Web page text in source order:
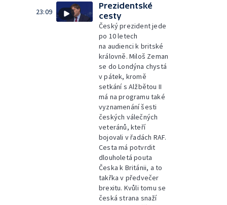
23:09
Prezidentské
cesty
Český prezident jede
po 10 letech
na audienci k britské
královně. Miloš Zeman
se do Londýna chystá
v pátek, kromě
setkání s Alžbětou II
má na programu také
vyznamenání šesti
českých válečných
veteránů, kteří
bojovali v řadách RAF.
Cesta má potvrdit
dlouholetá pouta
Česka k Británii, a to
takřka v předvečer
brexitu. Kvůli tomu se
česká strana snaží